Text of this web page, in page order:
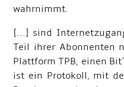
wahrnimmt.
[...] sind
Teil ihrer Abonnenten
Plattform TPB, einen
ist ein Protokoll, mit